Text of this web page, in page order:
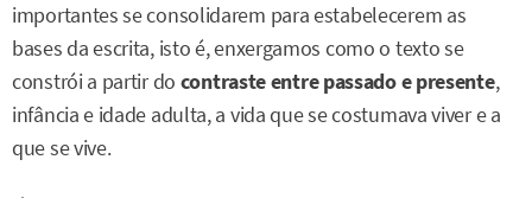
importantes se consolidarem para estabelecerem as
bases da escrita, isto é, enxergamos como o texto se
constrói a partir do contraste entre passado e presente,
infância e idade adulta, a vida que se costumava viver e a
que se vive.